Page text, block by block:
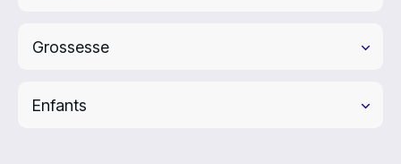
Grossesse
Enfants